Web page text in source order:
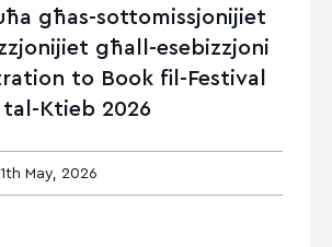
għas-sottomissjonijiet
għall-esebizzjoni
to Book fil-Festival
tal-Ktieb 2026
May, 2026